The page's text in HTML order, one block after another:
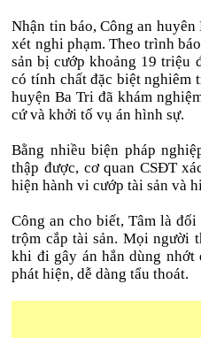
Nhận tin báo, Công an
xét nghi phạm. Theo trình
sản bị cướp khoảng 19 triệu
có tính chất đặc biệt nghiêm
huyện Ba Tri đã khám
cứ và khởi tố vụ án hình sự.
Bằng nhiều biện pháp
thập được, cơ quan CSĐT
hiện hành vi cướp tài sản và
Công an cho biết, Tâm là
trộm cắp tài sản. Mọi người
khi đi gây án hắn dùng
phát hiện, dễ dàng tẩu thoát.